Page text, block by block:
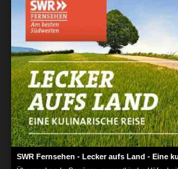
SWR Fernsehen - Lecker aufs Land - Eine